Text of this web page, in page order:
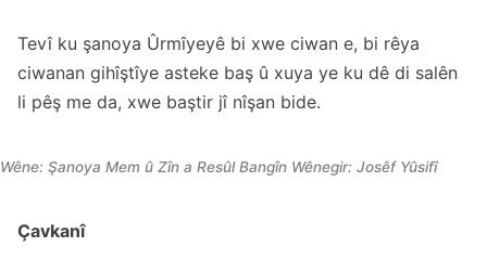
Tevî ku şanoya Ûrmîyeyê bi xwe ciwan e, bi rêya
ciwanan gihîştîye asteke baş û xuya ye ku dê di salên
li pêş me da, xwe baştir jî nîşan bide.
Wêne: Şanoya Mem û Zîn a Resûl Bangîn Wênegir: Josêf Yûsifî
Çavkanî